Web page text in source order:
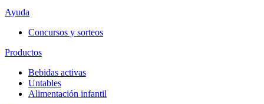
Ayuda
Concursos y sorteos
Productos
Bebidas activas
Untables
Alimentación infantil